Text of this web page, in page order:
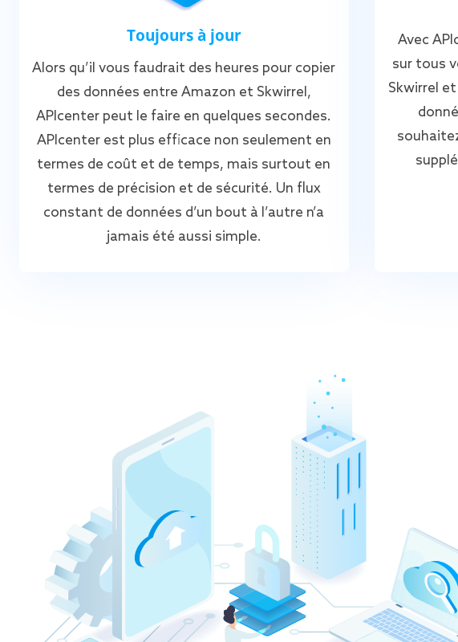
Toujours à jour
Alors qu’il vous faudrait des heures pour copier
des données entre Amazon et Skwirrel,
APIcenter peut le faire en quelques secondes.
APIcenter est plus efficace non seulement en
termes de coût et de temps, mais surtout en
termes de précision et de sécurité. Un flux
constant de données d’un bout à l’autre n’a
jamais été aussi simple.
Avec
sur tous
Skwirrel